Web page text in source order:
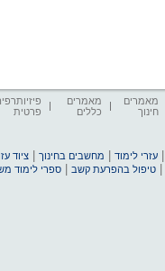
מאמרים
חינוך
מאמרים
כללים
פרטית
עזרי לימוד מחשבים בחינוך |ציוד
|טיפול בהפרעת קשב |ספרי לימוד